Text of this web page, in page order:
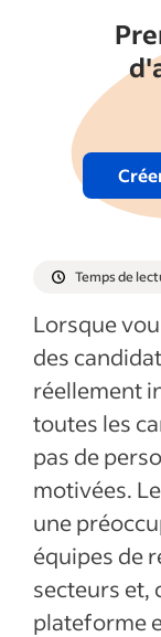
Éviter les
votre
Temps de
Lorsque
des
réellement
toutes les
pas de
motivées.
une
équipes de
secteurs et,
plateforme